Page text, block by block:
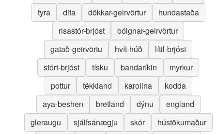
tyra
dita dökkar-geirvörtur
hundastaða
risastór-brjóst
bólgnar-geirvörtur
gatað-geirvörtu
hvít-húð
lítil-brjóst
stórt-brjóst
tísku bandaríkin
myrkur
pottur
tékkland karolina
kodda
aya-beshen
bretland dýnu
england
gleraugu
sjálfsánægju skór
hústökumaður